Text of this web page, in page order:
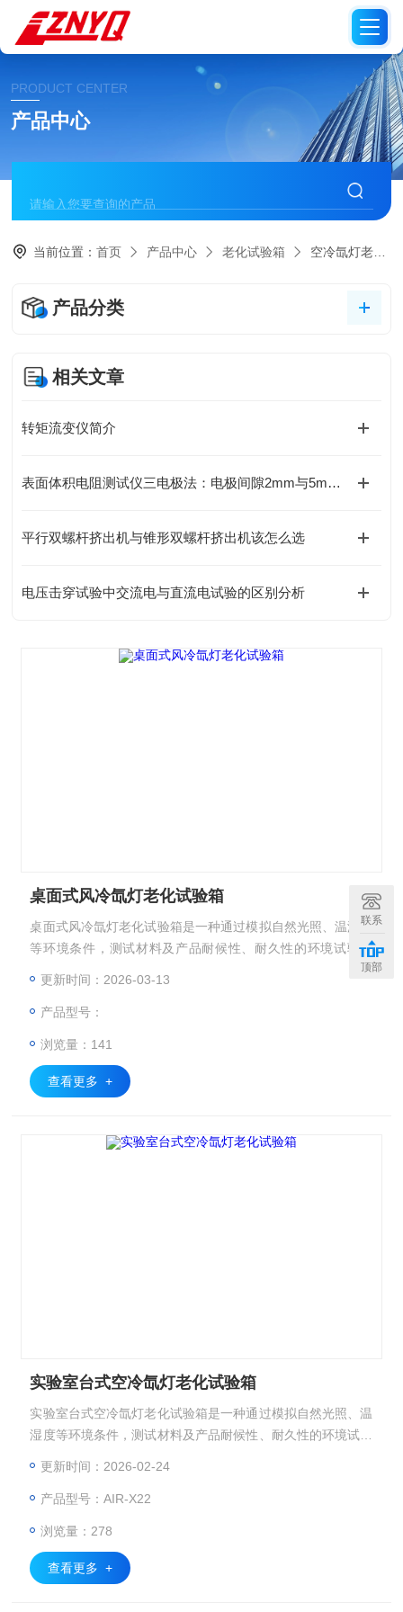
PRODUCT CENTER
产品中心
当前位置：首页 产品中心 老化试验箱 空冷氙灯老化试验箱
产品分类
相关文章
转矩流变仪简介
表面体积电阻测试仪三电极法：电极间隙2mm与5mm的选择及影响分析
平行双螺杆挤出机与锥形双螺杆挤出机该怎么选
电压击穿试验中交流电与直流电试验的区别分析
桌面式风冷氙灯老化试验箱
桌面式风冷氙灯老化试验箱是一种通过模拟自然光照、温湿度
等环境条件，测试材料及产品耐候性、耐久性的环境试验设
备，主要服务于科研、产品开发及质量控制领域，符合GB/T 1
更新时间：2026-03-13
产品型号：
浏览量：141
查看更多 +
实验室台式空冷氙灯老化试验箱
实验室台式空冷氙灯老化试验箱是一种通过模拟自然光照、温
湿度等环境条件，测试材料及产品耐候性、耐久性的环境试验
更新时间：2026-02-24
产品型号：AIR-X22
浏览量：278
查看更多 +
联系
顶部